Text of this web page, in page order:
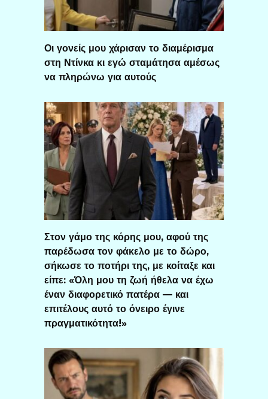
Οι γονείς μου χάρισαν το διαμέρισμα
στη Ντίνκα κι εγώ σταμάτησα αμέσως
να πληρώνω για αυτούς
Στον γάμο της κόρης μου, αφού της
παρέδωσα τον φάκελο με το δώρο,
σήκωσε το ποτήρι της, με κοίταξε και
είπε: «Όλη μου τη ζωή ήθελα να έχω
έναν διαφορετικό πατέρα — και
επιτέλους αυτό το όνειρο έγινε
πραγματικότητα!»